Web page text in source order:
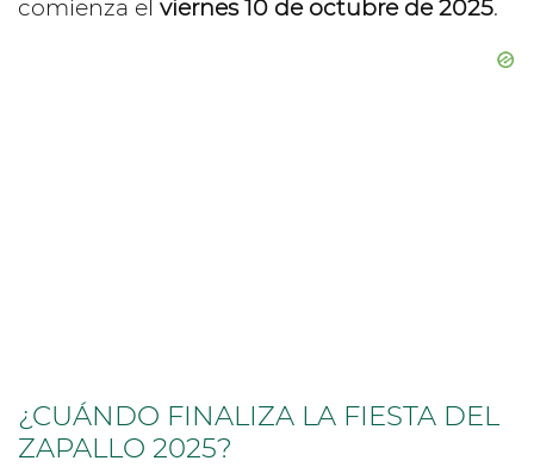
comienza el viernes 10 de octubre de 2025.
¿CUÁNDO FINALIZA LA FIESTA DEL
ZAPALLO 2025?